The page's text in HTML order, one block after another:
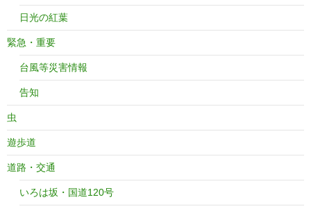
日光の紅葉
緊急・重要
台風等災害情報
告知
虫
遊歩道
道路・交通
いろは坂・国道120号